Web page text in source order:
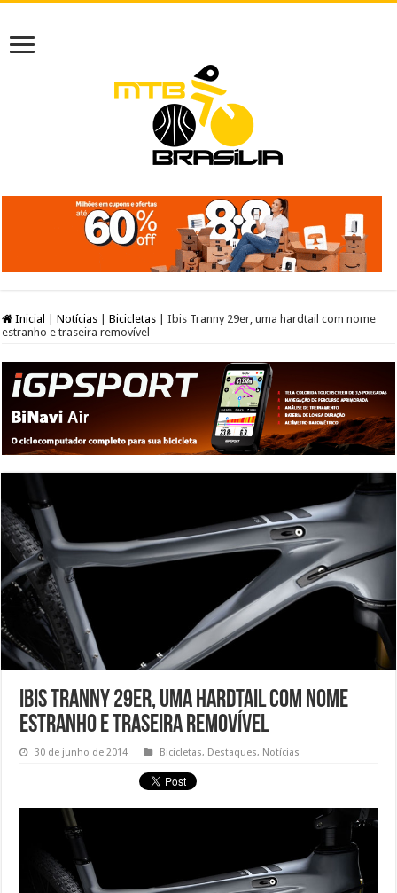
Inicial Notícias Bicicletas
Ibis Tranny 29er, uma hardtail com nome
estranho e traseira removível
Ibis Tranny 29er, uma hardtail com nome
estranho e traseira removível
30 de junho de 2014 Bicicletas, Destaques, Notícias